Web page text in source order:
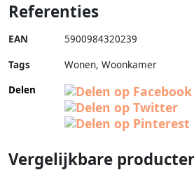
Referenties
EAN 5900984320239
Tags
Wonen, Woonkamer
Delen
Vergelijkbare